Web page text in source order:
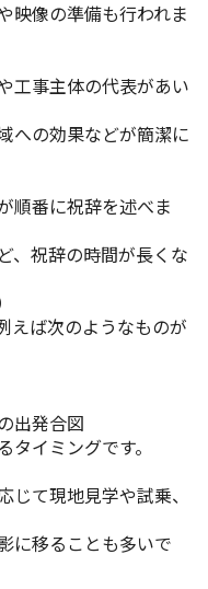
像の準備も行われま
工事主体の代表があい
の効果などが簡潔に
順番に祝辞を述べま
祝辞の時間が長くな
えば次のようなものが
発合図
イミングです。
て現地見学や試乗、
移ることも多いで